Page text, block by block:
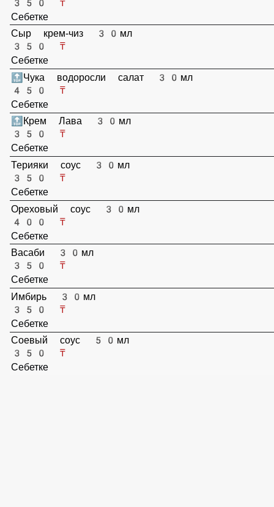
🔝Олимп 30мл
350 ₸
Себетке
Сыр крем-чиз 30мл
350 ₸
Себетке
🔝Чука водоросли салат 30мл
450 ₸
Себетке
🔝Крем Лава 30мл
350 ₸
Себетке
Терияки соус 30мл
350 ₸
Себетке
Ореховый соус 30мл
400 ₸
Себетке
Васаби 30мл
350 ₸
Себетке